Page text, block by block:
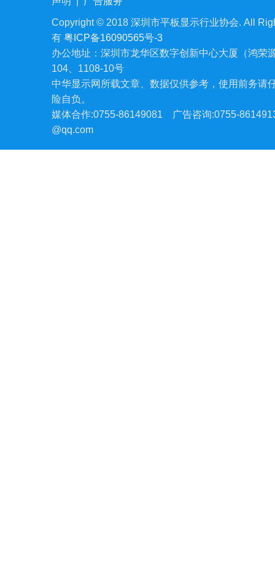
Copyright © 2018 深圳市平板显示行业协会. All
有 粤ICP备16090565号-3
办公地址：深圳市龙华区数字创新中心大厦（鸿荣
104、1108-10号
中华显示网所载文章、数据仅供参考，使用前务请
险自负。
媒体合作:0755-86149081
广告咨询:0755-
@qq.com